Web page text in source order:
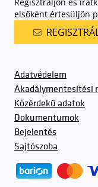
elsőként értesüljön
Adatvédelem
Akadálymentesítési
Közérdekű adatok
Dokumentumok
Bejelentés
Sajtószoba